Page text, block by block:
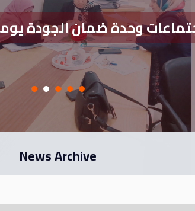
وحدة ضمان الجودة يومي الأحد5/7/2026
News Archive